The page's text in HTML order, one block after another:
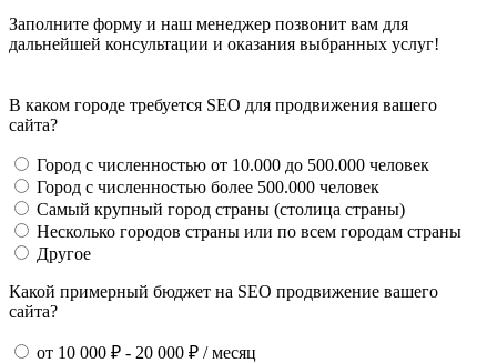
Заполните форму и наш менеджер позвонит вам для
дальнейшей консультации и оказания выбранных услуг!
В каком городе требуется SEO для продвижения вашего
сайта?
Город с численностью от 10.000 до 500.000 человек
Город с численностью более 500.000 человек
Самый крупный город страны (столица страны)
Несколько городов страны или по всем городам страны
Другое
Какой примерный бюджет на SEO продвижение вашего
сайта?
от 10 000 ₽ - 20 000 ₽ / месяц